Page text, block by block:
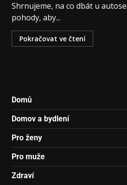
Shrnujeme, na co dbát u
pohody, aby...
Pokračovat ve čtení
Domů
Domov a bydlení
Pro ženy
Pro muže
Zdraví